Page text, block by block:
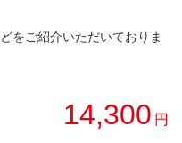
をご紹介いただいておりま
14,300 円